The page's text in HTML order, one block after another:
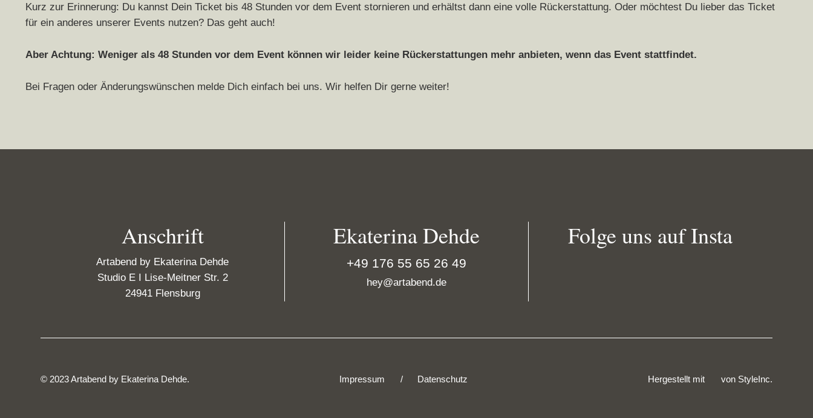
Kurz zur Erinnerung: Du kannst Dein Ticket bis 48 Stunden vor dem Event stornieren und erhältst dann eine volle Rückerstattung. Oder möchtest Du lieber das Ticket
für ein anderes unserer Events nutzen? Das geht auch!
Aber Achtung: Weniger als 48 Stunden vor dem Event können wir leider keine Rückerstattungen mehr anbieten, wenn das Event stattfindet.
Bei Fragen oder Änderungswünschen melde Dich einfach bei uns. Wir helfen Dir gerne weiter!
Anschrift
Artabend by Ekaterina Dehde
Studio E I Lise-Meitner Str. 2
24941 Flensburg
Ekaterina Dehde
+49 176 55 65 26 49
hey@artabend.de
Folge uns auf Insta
© 2023 Artabend by Ekaterina Dehde. Impressum Datenschutz Hergestellt mit von StyleInc.